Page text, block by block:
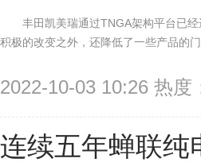
丰田凯美瑞通过TNGA架构平台已
积极的改变之外，还降低了一些产品的
2022-10-03 10:26 热
连续五年蝉联纯